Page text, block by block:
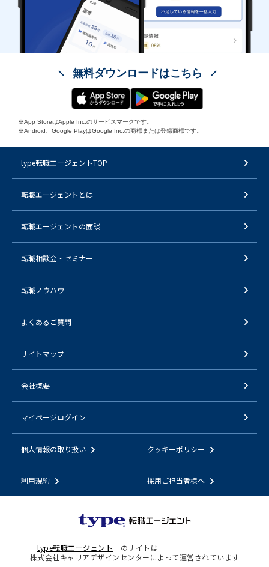
無料ダウンロードはこちら
※App StoreはApple Inc.のサービスマークです。
※Android、Google PlayはGoogle Inc.の商標または登録商標です。
type転職エージェントTOP
転職エージェントとは
転職エージェントの面談
転職相談会・セミナー
転職ノウハウ
よくあるご質問
サイトマップ
会社概要
マイページログイン
個人情報の取り扱い クッキーポリシー
利用規約 採用ご担当者様へ
「type転職エージェント 」のサイトは
株式会社キャリアデザインセンターによって運営されています